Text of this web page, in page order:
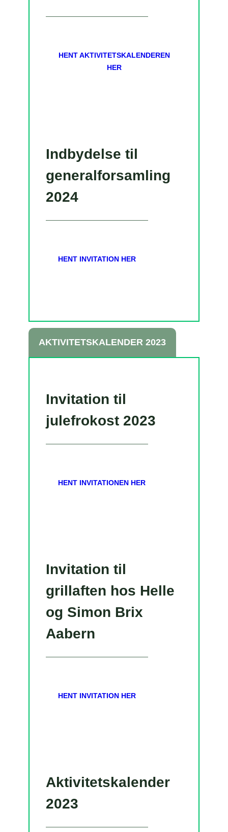
HENT AKTIVITETSKALENDEREN
HER
Indbydelse til
generalforsamling
2024
HENT INVITATION HER
AKTIVITETSKALENDER 2023
Invitation til
julefrokost 2023
HENT INVITATIONEN HER
Invitation til
grillaften hos Helle
og Simon Brix
Aabern
HENT INVITATION HER
Aktivitetskalender
2023